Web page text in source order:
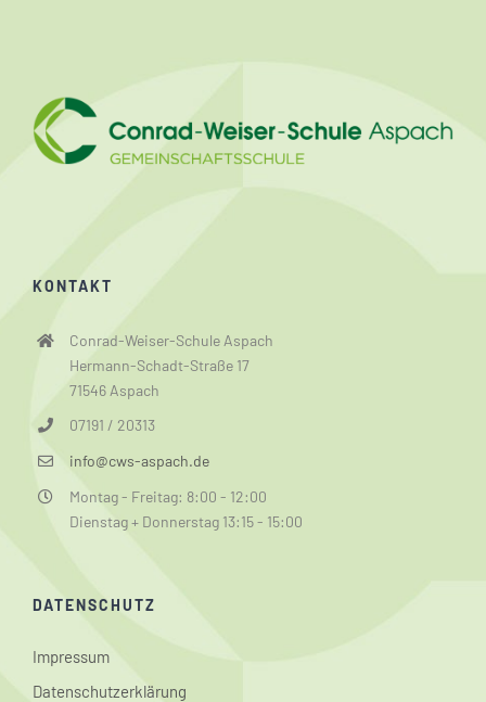
KONTAKT
Conrad-Weiser-Schule Aspach
Hermann-Schadt-Straße 17
71546 Aspach
07191 / 20313
info@cws-aspach.de
Montag - Freitag: 8:00 - 12:00
Dienstag + Donnerstag 13:15 - 15:00
DATENSCHUTZ
Impressum
Datenschutzerklärung